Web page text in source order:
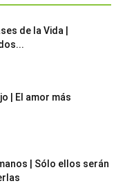
de la Vida |
| El amor más
| Sólo ellos serán